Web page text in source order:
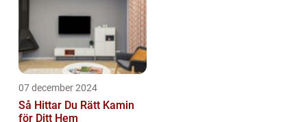
07 december 2024
Så Hittar Du Rätt Kamin
för Ditt Hem